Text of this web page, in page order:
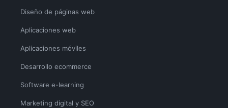
Diseño de páginas web
Aplicaciones web
Aplicaciones móviles
Desarrollo ecommerce
Software e-learning
Marketing digital y SEO